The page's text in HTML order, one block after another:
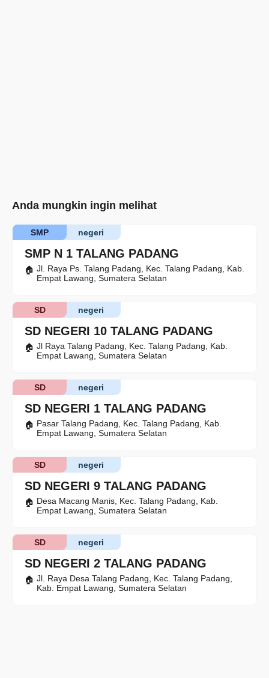
Anda mungkin ingin melihat
SMP N 1 TALANG PADANG
negeri
SMP
Jl. Raya Ps. Talang Padang, Kec. Talang Padang, Kab.
Empat Lawang, Sumatera Selatan
SD NEGERI 10 TALANG PADANG
negeri
SD
Jl Raya Talang Padang, Kec. Talang Padang, Kab.
Empat Lawang, Sumatera Selatan
SD NEGERI 1 TALANG PADANG
negeri
SD
Pasar Talang Padang, Kec. Talang Padang, Kab.
Empat Lawang, Sumatera Selatan
SD NEGERI 9 TALANG PADANG
negeri
SD
Desa Macang Manis, Kec. Talang Padang, Kab.
Empat Lawang, Sumatera Selatan
SD NEGERI 2 TALANG PADANG
negeri
SD
Jl. Raya Desa Talang Padang, Kec. Talang Padang,
Kab. Empat Lawang, Sumatera Selatan